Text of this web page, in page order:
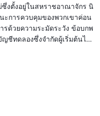
ซึ่งตั้งอยู่ในสหราชอาณาจักร นิ
ะการควบคุมของพวกเขาค่อน
ด้วยความระมัดระวัง ข้อบกพ
ชีทดลองซึ่งจำกัดผู้เริ่มต้นไม่ใ
งใหญ่ ในหน้าลึกลับ พวกเขา
ริการลูกค้าก็ห่วยเช่นกัน! ไม่มี